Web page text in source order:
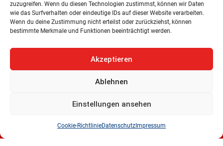
zuzugreifen. Wenn du diesen Technologien zustimmst, können wir Daten
wie das Surfverhalten oder eindeutige IDs auf dieser Website verarbeiten.
Wenn du deine Zustimmung nicht erteilst oder zurückziehst, können
bestimmte Merkmale und Funktionen beeinträchtigt werden.
Akzeptieren
Ablehnen
Einstellungen ansehen
Cookie-RichtlinieDatenschutz Impressum
Wachtstraße 27/29
28195 Bremen
E-Mail: info@spd-fraktion-bremen.de